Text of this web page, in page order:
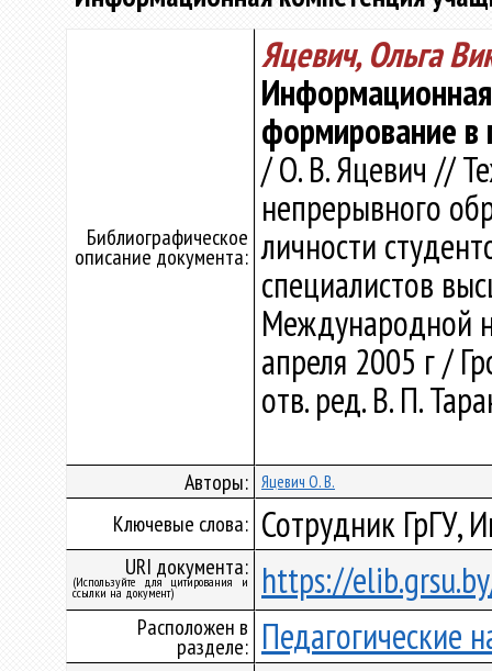
Библиографическое
описание документа:
Яцевич, Ольга
формирование в
/ О. В. Яцевич //
непрерывного
личности
специалистов
Международной
апреля 2005 г /
отв. ред. В. П.
Авторы: Яцевич О. В.
Ключевые слова: Сотрудник ГрГУ,
URI документа:
(Используйте для цитирования и
ссылки на документ) https://
Расположен в
разделе: Педагогические